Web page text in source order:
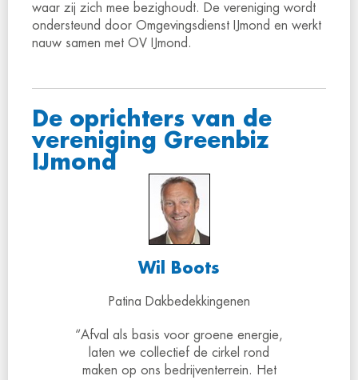
waar zij zich mee bezighoudt. De vereniging wordt
ondersteund door Omgevingsdienst IJmond en werkt
nauw samen met OV IJmond.
De oprichters van de
vereniging Greenbiz
IJmond
Wil Boots
Patina Dakbedekkingenen
“Afval als basis voor groene energie,
laten we collectief de cirkel rond
maken op ons bedrijventerrein. Het